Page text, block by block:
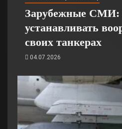
Зарубежные СМИ:
устанавливать
своих танкерах
04.07.2026